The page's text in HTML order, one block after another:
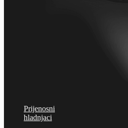
Prijenosni
hladnjaci